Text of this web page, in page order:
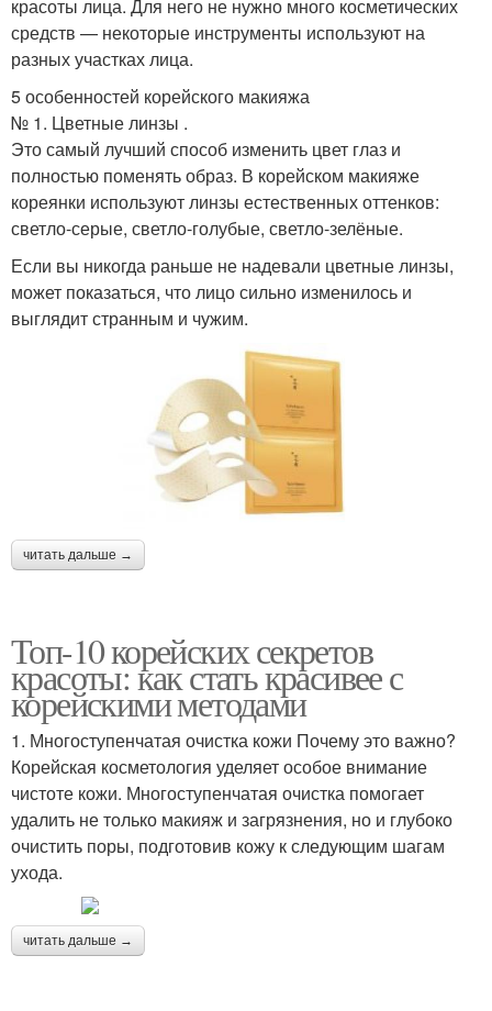
красоты лица. Для него не нужно много косметических
средств — некоторые инструменты используют на
разных участках лица.
5 особенностей корейского макияжа
№ 1. Цветные линзы .
Это самый лучший способ изменить цвет глаз и
полностью поменять образ. В корейском макияже
кореянки используют линзы естественных оттенков:
светло-серые, светло-голубые, светло-зелёные.
Если вы никогда раньше не надевали цветные линзы,
может показаться, что лицо сильно изменилось и
выглядит странным и чужим.
читать дальше →
Топ-10 корейских секретов
красоты: как стать красивее с
корейскими методами
1. Многоступенчатая очистка кожи Почему это важно?
Корейская косметология уделяет особое внимание
чистоте кожи. Многоступенчатая очистка помогает
удалить не только макияж и загрязнения, но и глубоко
очистить поры, подготовив кожу к следующим шагам
ухода.
читать дальше →